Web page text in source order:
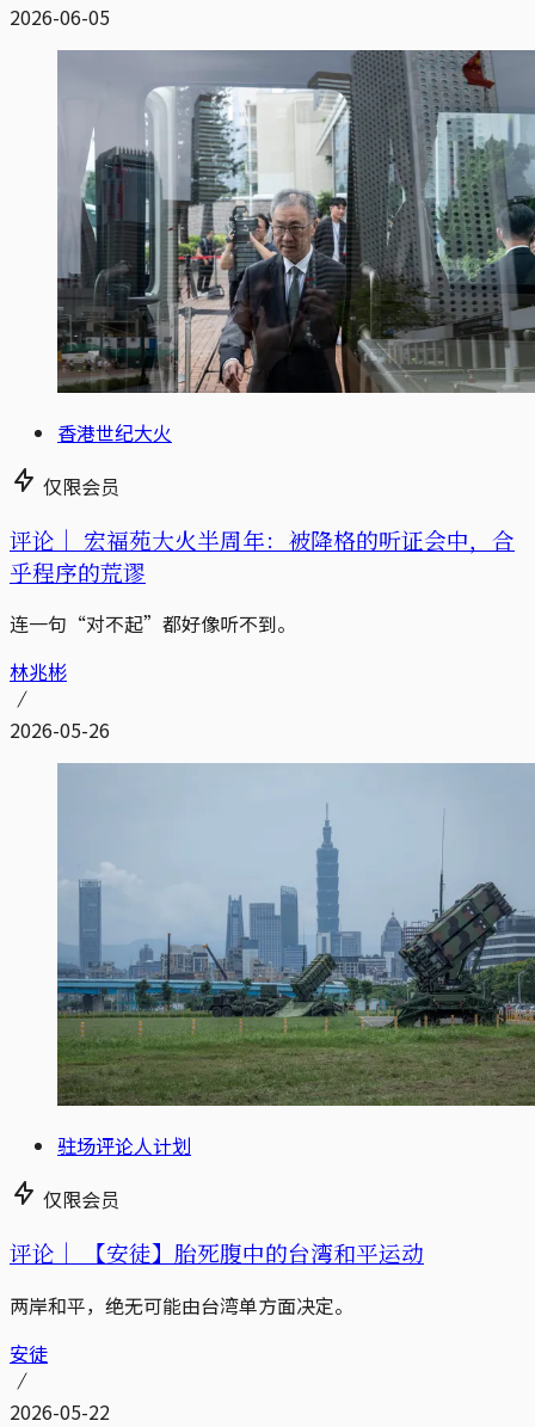
2026-06-05
香港世纪大火
仅限会员
评论｜ 宏福苑大火半周年：被降格的听证会中，合
乎程序的荒谬
连一句“对不起”都好像听不到。
林兆彬
2026-05-26
驻场评论人计划
仅限会员
评论｜ 【安徒】胎死腹中的台湾和平运动
两岸和平，绝无可能由台湾单方面决定。
安徒
2026-05-22